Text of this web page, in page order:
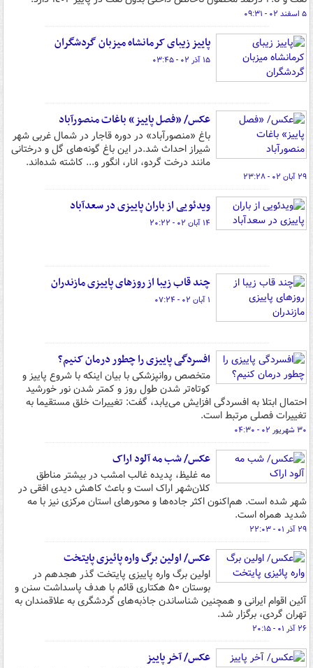
۵ اسفند ۰۲ - ۰۹:۳۱
پاییز زیبای کرمانشاه میزبان گردشگران
۱۵ آذر ۰۲ - ۰۳:۴۵
عکس/ «فصل پاییز» باغات منصورآباد
باغ «منصورآباد» در دوره قاجار در شمال غربی شهر
شیراز احداث شد.در این باغ گونه‌های گل و درختانی
مانند درخت گردو، انار، انگور و... کاشته شده‌اند.
۲۹ آبان ۰۲ - ۲۳:۲۸
ویدئویی از باران پاییزی در سعدآباد
۱۴ آبان ۰۲ - ۲۰:۲۲
چند قاب زیبا از روزهای پاییزی مازندران
۱ آبان ۰۲ - ۰۷:۲۴
افسردگی پاییزی را چطور درمان کنیم؟
متخصص روانپزشکی با بیان اینکه با شروع پاییز و
کوتاه‌تر شدن طول روز و کمتر شدن نور خورشید
احتمال ابتلا به افسردگی افزایش می‌یابد، گفت: تغییرات خلق مستقیما به
تغییرات فصلی مرتبط است.
۳۰ شهریور ۰۲ - ۰۴:۳۰
عکس/ شب مه آلود اراک
مه غلیظ، پدیده غالب امشب در بیشتر مناطق
کلان‌شهر اراک است و باعث کاهش دیدی افقی در
شهر شده است. هم‌اکنون اکثر جاده‌ها و محورهای استان مرکزی نیز با مه
شدید همراه است.
۲۹ آذر ۰۱ - ۲۲:۰۳
عکس/ اولین برگ واره پائیزی پایتخت
اولین برگ واره پاییزی پایتخت گذر هجدهم در
بوستان ۵۰ هکتاری قائم با هدف پاسداشت سنن و
آئین اقوام ایرانی و همچنین شناساندن جاذبه‌های گردشگری به علاقمندان به
تهران گردی، برگزار شد.
۲۶ آذر ۰۱ - ۲۰:۱۵
عکس/ آخر پاییز